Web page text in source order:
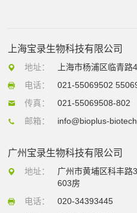
上海宝录生物科技有限公司
地址：
上海市杨浦区临青
电话：
021-55069502
传真：
021-55069508-802
邮箱：
info@bioplus-
广州宝录生物科技有限公司
地址：
广州市黄埔区科丰路
603房
电话：
020-34393445